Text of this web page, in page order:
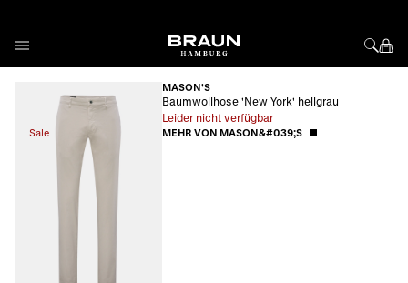
Sale
MASON'S
Baumwollhose 'New York' hellgrau
Leider nicht verfügbar
MEHR VON MASON&#039;S